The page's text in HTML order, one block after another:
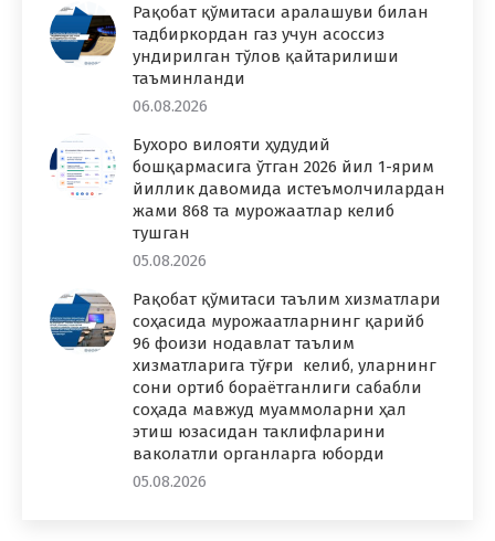
Рақобат қўмитаси аралашуви билан
тадбиркордан газ учун асоссиз
ундирилган тўлов қайтарилиши
таъминланди
06.08.2026
Бухоро вилояти ҳудудий
бошқармасига ўтган 2026 йил 1-ярим
йиллик давомида истеъмолчилардан
жами 868 та мурожаатлар келиб
тушган
05.08.2026
Рақобат қўмитаси таълим хизматлари
соҳасида мурожаатларнинг қарийб
96 фоизи нодавлат таълим
хизматларига тўғри келиб, уларнинг
сони ортиб бораётганлиги сабабли
соҳада мавжуд муаммоларни ҳал
этиш юзасидан таклифларини
ваколатли органларга юборди
05.08.2026